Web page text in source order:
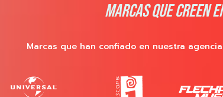
MARCAS QUE CREEN
Marcas que han confiado en nuestra